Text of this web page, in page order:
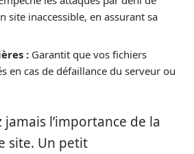
site inaccessible, en assurant sa
: Garantit que vos fichiers
en cas de défaillance du serveur ou
jamais l’importance de la
site. Un petit